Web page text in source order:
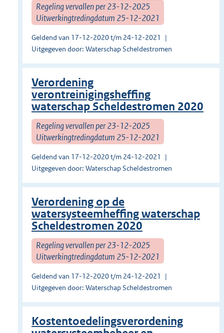
Regeling vervallen per 23-12-2025
Uitwerkingtredingdatum 25-12-2021
Geldend van 17-12-2020 t/m 24-12-2021
Uitgegeven door: Waterschap Scheldestromen
Verordening
verontreinigingsheffing
waterschap Scheldestromen 2020
Regeling vervallen per 23-12-2025
Uitwerkingtredingdatum 25-12-2021
Geldend van 17-12-2020 t/m 24-12-2021
Uitgegeven door: Waterschap Scheldestromen
Verordening op de
watersysteemheffing waterschap
Scheldestromen 2020
Regeling vervallen per 23-12-2025
Uitwerkingtredingdatum 25-12-2021
Geldend van 17-12-2020 t/m 24-12-2021
Uitgegeven door: Waterschap Scheldestromen
Kostentoedelingsverordening